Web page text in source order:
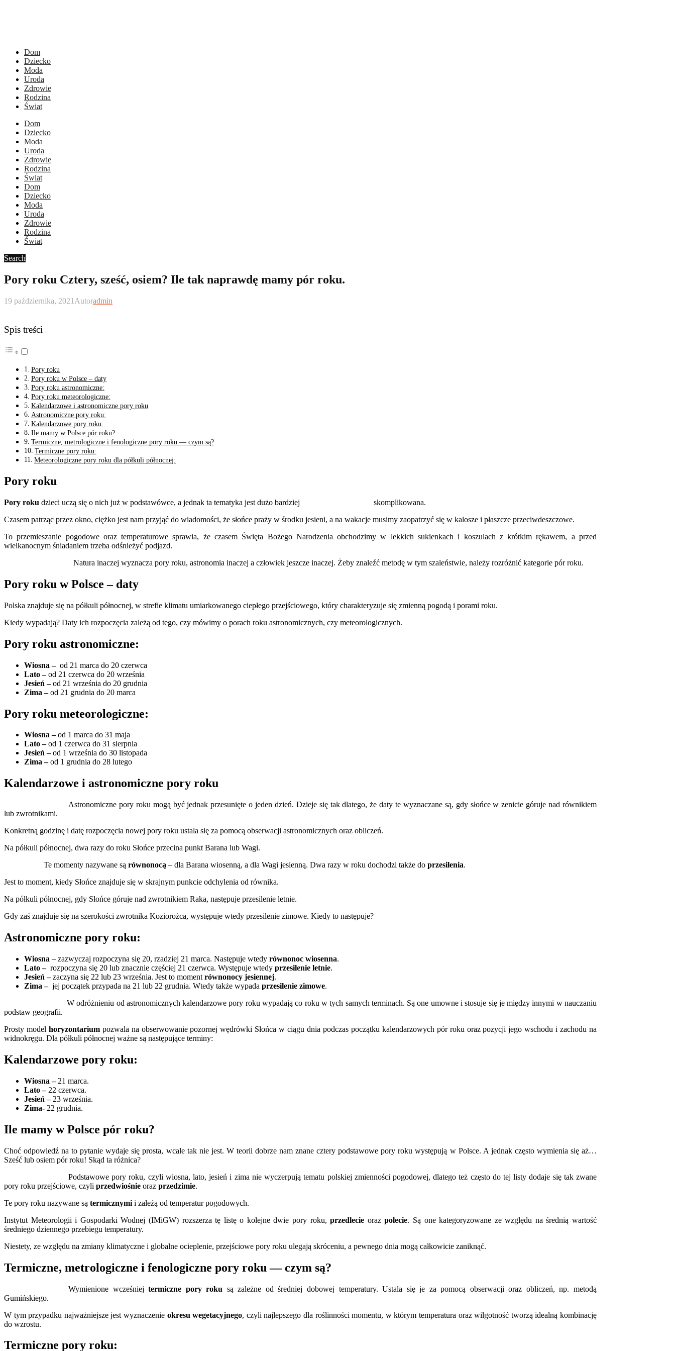
Dom
Dziecko
Moda
Uroda
Zdrowie
Rodzina
Świat
Dom
Dziecko
Moda
Uroda
Zdrowie
Rodzina
Świat
Dom
Dziecko
Moda
Uroda
Zdrowie
Rodzina
Świat
Search
Pory roku Cztery, sześć, osiem? Ile tak naprawdę mamy pór roku.
19 października, 2021 Autoradmin
Spis treści
Pory roku
Pory roku w Polsce – daty
Pory roku astronomiczne:
Pory roku meteorologiczne:
Kalendarzowe i astronomiczne pory roku
Astronomiczne pory roku:
Kalendarzowe pory roku:
Ile mamy w Polsce pór roku?
Termiczne, metrologiczne i fenologiczne pory roku — czym są?
Termiczne pory roku:
Meteorologiczne pory roku dla półkuli północnej:
Pory roku
Pory roku dzieci uczą się o nich już w podstawówce, a jednak ta tematyka jest dużo bardziej
skomplikowana.
Czasem patrząc przez okno, ciężko jest nam przyjąć do wiadomości, że słońce praży w środku jesieni, a na wakacje musimy zaopatrzyć się w kalosze i płaszcze przeciwdeszczowe.
To przemieszanie pogodowe oraz temperaturowe sprawia, że czasem Święta Bożego Narodzenia obchodzimy w lekkich sukienkach i koszulach z krótkim rękawem, a przed
wielkanocnym śniadaniem trzeba odśnieżyć podjazd.
Natura inaczej wyznacza pory roku, astronomia inaczej a człowiek jeszcze inaczej. Żeby znaleźć metodę w tym szaleństwie, należy rozróżnić kategorie pór roku.
Pory roku w Polsce – daty
Polska znajduje się na półkuli północnej, w strefie klimatu umiarkowanego ciepłego przejściowego, który charakteryzuje się zmienną pogodą i porami roku.
Kiedy wypadają? Daty ich rozpoczęcia zależą od tego, czy mówimy o porach roku astronomicznych, czy meteorologicznych.
Pory roku astronomiczne:
Wiosna –od 21 marca do 20 czerwca
Lato –od 21 czerwca do 20 września
Jesień –od 21 września do 20 grudnia
Zima –od 21 grudnia do 20 marca
Pory roku meteorologiczne:
Wiosna –od 1 marca do 31 maja
Lato –od 1 czerwca do 31 sierpnia
Jesień –od 1 września do 30 listopada
Zima –od 1 grudnia do 28 lutego
Kalendarzowe i astronomiczne pory roku
Astronomiczne pory roku mogą być jednak przesunięte o jeden dzień. Dzieje się tak dlatego, że daty te wyznaczane są, gdy słońce w zenicie góruje nad równikiem
lub zwrotnikami.
Konkretną godzinę i datę rozpoczęcia nowej pory roku ustala się za pomocą obserwacji astronomicznych oraz obliczeń.
Na półkuli północnej, dwa razy do roku Słońce przecina punkt Barana lub Wagi.
Te momenty nazywane są równonocą – dla Barana wiosenną, a dla Wagi jesienną. Dwa razy w roku dochodzi także do przesilenia.
Jest to moment, kiedy Słońce znajduje się w skrajnym punkcie odchylenia od równika.
Na półkuli północnej, gdy Słońce góruje nad zwrotnikiem Raka, następuje przesilenie letnie.
Gdy zaś znajduje się na szerokości zwrotnika Koziorożca, występuje wtedy przesilenie zimowe. Kiedy to następuje?
Astronomiczne pory roku:
Wiosna – zazwyczaj rozpoczyna się 20, rzadziej 21 marca. Następuje wtedy równonoc wiosenna.
Lato – rozpoczyna się 20 lub znacznie częściej 21 czerwca. Występuje wtedy przesilenie letnie.
Jesień –zaczyna się 22 lub 23 września. Jest to moment równonocy jesiennej.
Zima – jej początek przypada na 21 lub 22 grudnia. Wtedy także wypada przesilenie zimowe.
W odróżnieniu od astronomicznych kalendarzowe pory roku wypadają co roku w tych samych terminach. Są one umowne i stosuje się je między innymi w nauczaniu
podstaw geografii.
Prosty model horyzontarium pozwala na obserwowanie pozornej wędrówki Słońca w ciągu dnia podczas początku kalendarzowych pór roku oraz pozycji jego wschodu i zachodu na
widnokręgu. Dla półkuli północnej ważne są następujące terminy:
Kalendarzowe pory roku:
Wiosna – 21 marca.
Lato – 22 czerwca.
Jesień – 23 września.
Zima- 22 grudnia.
Ile mamy w Polsce pór roku?
Choć odpowiedź na to pytanie wydaje się prosta, wcale tak nie jest. W teorii dobrze nam znane cztery podstawowe pory roku występują w Polsce. A jednak często wymienia się aż…
Sześć lub osiem pór roku! Skąd ta różnica?
Podstawowe pory roku, czyli wiosna, lato, jesień i zima nie wyczerpują tematu polskiej zmienności pogodowej, dlatego też często do tej listy dodaje się tak zwane
pory roku przejściowe, czyli przedwiośnie oraz przedzimie.
Te pory roku nazywane są termicznymi i zależą od temperatur pogodowych.
Instytut Meteorologii i Gospodarki Wodnej (IMiGW) rozszerza tę listę o kolejne dwie pory roku,przedlecie orazpolecie. Są one kategoryzowane ze względu na średnią wartość
średniego dziennego przebiegu temperatury.
Niestety, ze względu na zmiany klimatyczne i globalne ocieplenie, przejściowe pory roku ulegają skróceniu, a pewnego dnia mogą całkowicie zaniknąć.
Termiczne, metrologiczne i fenologiczne pory roku — czym są?
Wymienione wcześniejtermiczne pory roku są zależne od średniej dobowej temperatury. Ustala się je za pomocą obserwacji oraz obliczeń, np. metodą
Gumińskiego.
W tym przypadku najważniejsze jest wyznaczenie okresu wegetacyjnego, czyli najlepszego dla roślinności momentu, w którym temperatura oraz wilgotność tworzą idealną kombinację
do wzrostu.
Termiczne pory roku: